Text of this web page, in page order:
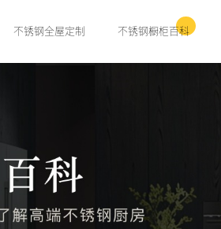
不锈钢全屋定制 不锈钢橱柜百科